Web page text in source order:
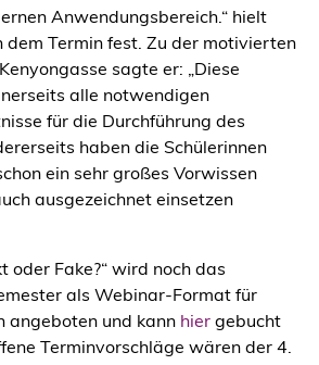
Anwendungsbereich.“ hielt
dem Termin fest. Zu der motivierten
sagte er: „Diese
alle notwendigen
für die Durchführung des
haben die Schülerinnen
ein sehr großes Vorwissen
ausgezeichnet einsetzen
oder Fake?“ wird noch das
als Webinar-Format für
angeboten und kann hier gebucht
Terminvorschläge wären der 4.